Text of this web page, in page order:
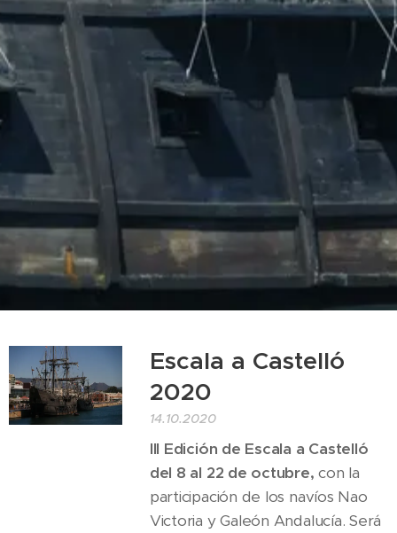
Escala a Castelló
2020
14.10.2020
III Edición de Escala a Castelló
del 8 al 22 de octubre, con la
participación de los navíos Nao
Victoria y Galeón Andalucía. Será